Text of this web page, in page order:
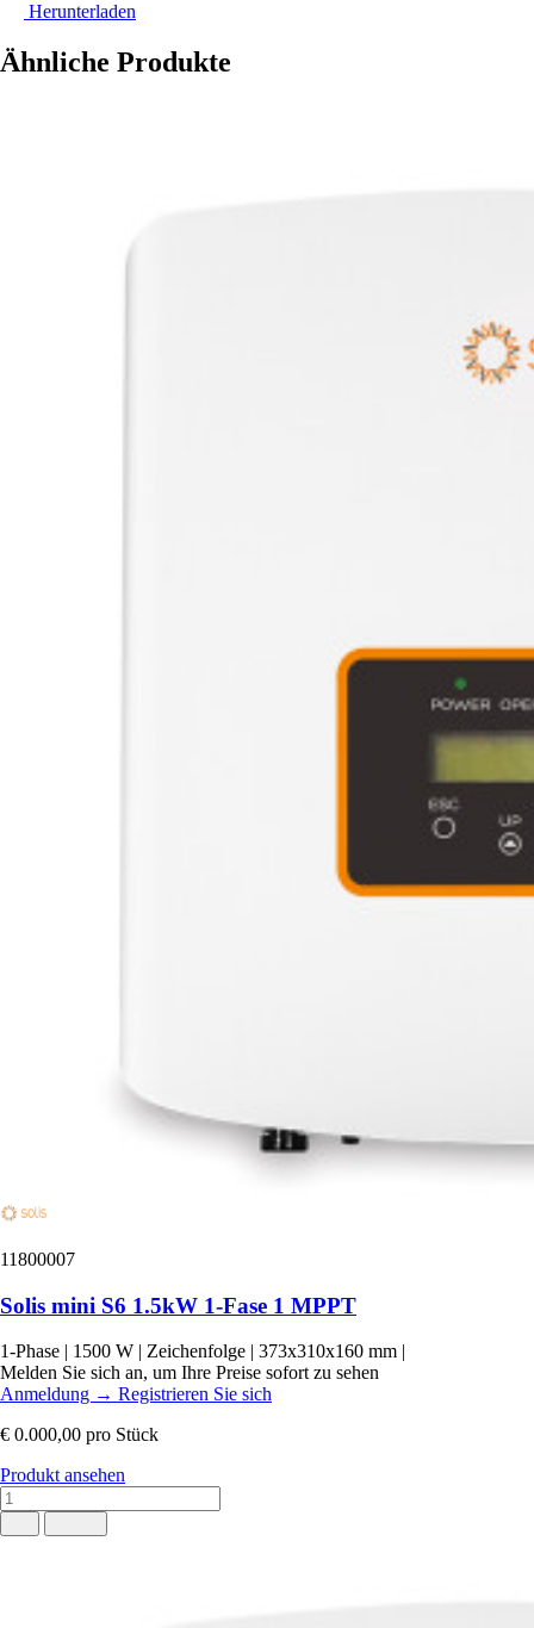
Herunterladen
Ähnliche Produkte
11800007
Solis mini S6 1.5kW 1-Fase 1 MPPT
1-Phase 1500 W Zeichenfolge 373x310x160 mm
Melden Sie sich an, um Ihre Preise sofort zu sehen
Anmeldung → Registrieren Sie sich
€ 0.000,00 pro Stück
Produkt ansehen